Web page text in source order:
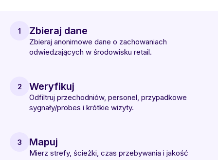
1 Zbieraj dane
Zbieraj anonimowe dane o zachowaniach
odwiedzających w środowisku retail.
2 Weryfikuj
Odfiltruj przechodniów, personel, przypadkowe
sygnały/probes i krótkie wizyty.
3 Mapuj
Mierz strefy, ścieżki, czas przebywania i jakość